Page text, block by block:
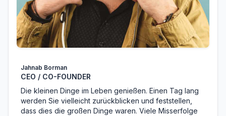
Jahnab Borman
CEO / CO-FOUNDER
Die kleinen Dinge im Leben genießen. Einen Tag lang
werden Sie vielleicht zurückblicken und feststellen,
dass dies die großen Dinge waren. Viele Misserfolge